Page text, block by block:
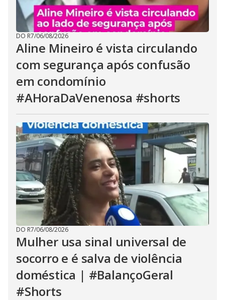
DO R7/06/08/2026
Aline Mineiro é vista circulando
com segurança após confusão
em condomínio
#AHoraDaVenenosa #shorts
DO R7/06/08/2026
Mulher usa sinal universal de
socorro e é salva de violência
doméstica | #BalançoGeral
#Shorts